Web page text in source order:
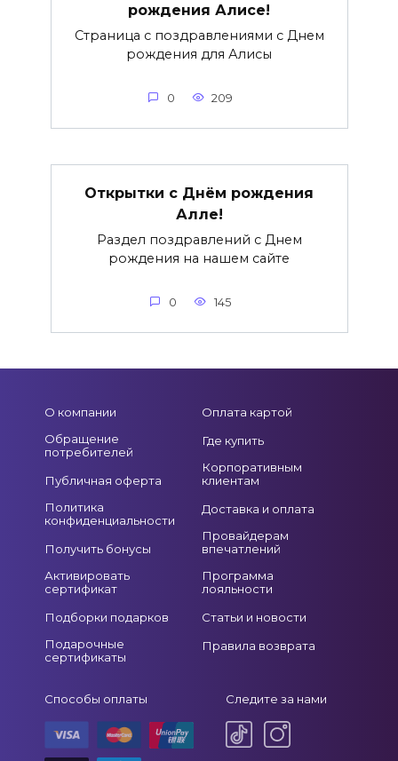
рождения Алисе!
Страница с поздравлениями с Днем
рождения для Алисы
0 209
Открытки с Днём рождения
Алле!
Раздел поздравлений с Днем
рождения на нашем сайте
0 145
О компании
Обращение
потребителей
Публичная оферта
Политика
конфиденциальности
Получить бонусы
Активировать
сертификат
Подборки подарков
Подарочные
сертификаты
Оплата картой
Где купить
Корпоративным
клиентам
Доставка и оплата
Провайдерам
впечатлений
Программа
лояльности
Статьи и новости
Правила возврата
Способы оплаты Следите за нами